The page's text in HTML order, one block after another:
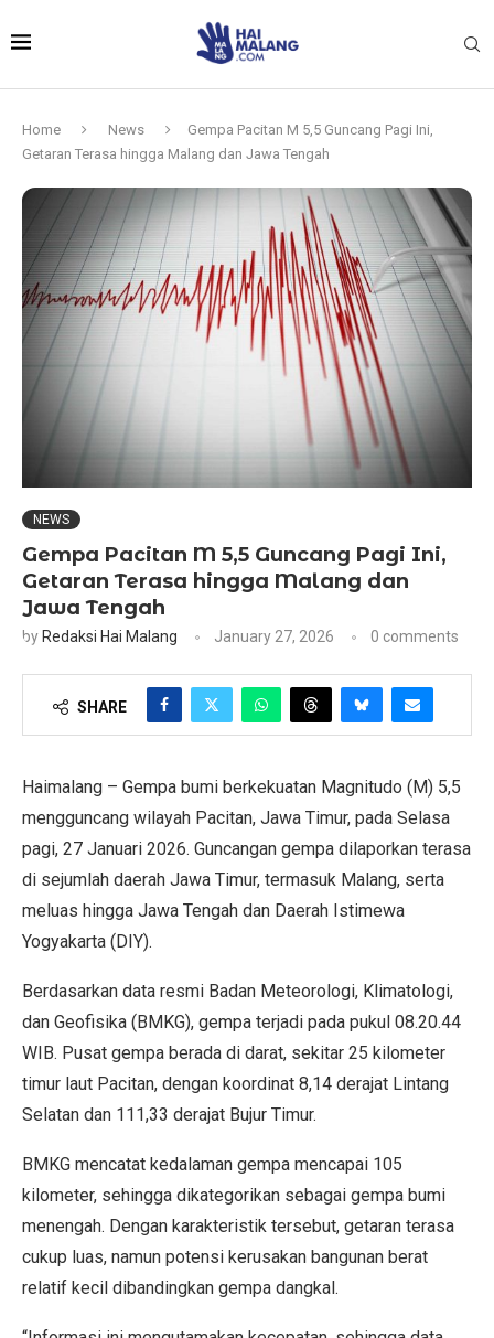
Home News
Gempa Pacitan M 5,5 Guncang Pagi Ini,
Getaran Terasa hingga Malang dan Jawa Tengah
NEWS
Gempa Pacitan M 5,5 Guncang Pagi Ini,
Getaran Terasa hingga Malang dan
Jawa Tengah
by Redaksi Hai Malang January 27, 2026 0 comments
SHARE
Haimalang – Gempa bumi berkekuatan Magnitudo (M) 5,5
mengguncang wilayah Pacitan, Jawa Timur, pada Selasa
pagi, 27 Januari 2026. Guncangan gempa dilaporkan terasa
di sejumlah daerah Jawa Timur, termasuk Malang, serta
meluas hingga Jawa Tengah dan Daerah Istimewa
Yogyakarta (DIY).
Berdasarkan data resmi Badan Meteorologi, Klimatologi,
dan Geofisika (BMKG), gempa terjadi pada pukul 08.20.44
WIB. Pusat gempa berada di darat, sekitar 25 kilometer
timur laut Pacitan, dengan koordinat 8,14 derajat Lintang
Selatan dan 111,33 derajat Bujur Timur.
BMKG mencatat kedalaman gempa mencapai 105
kilometer, sehingga dikategorikan sebagai gempa bumi
menengah. Dengan karakteristik tersebut, getaran terasa
cukup luas, namun potensi kerusakan bangunan berat
relatif kecil dibandingkan gempa dangkal.